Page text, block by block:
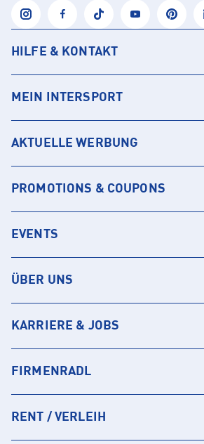
HILFE & KONTAKT
MEIN INTERSPORT
AKTUELLE WERBUNG
PROMOTIONS & COUPONS
EVENTS
ÜBER UNS
KARRIERE & JOBS
FIRMENRADL
RENT / VERLEIH